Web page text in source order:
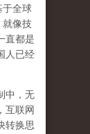
于全球
就像技
直都是
人已经
中，无
互联网
转换思